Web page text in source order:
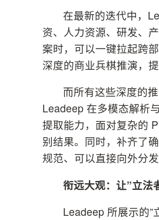
在最新的迭代中，
资、人力资源、研发、
案时，可以一键拉起跨
深度的商业兵棋推演，
而所有这些深度的
Leadeep 在多模态解析
提取能力，面对复杂的
别结果。同时，补齐了
规范、可以直接向外分发
衔远大观：让”立法
Leadeep 所展示的